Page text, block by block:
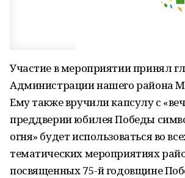
Участие в мероприятии принял
Администрации нашего района
Ему также вручили капсулу с
преддверии юбилея Победы
огня» будет использоваться во
тематических мероприятиях
посвященных 75-й годовщине